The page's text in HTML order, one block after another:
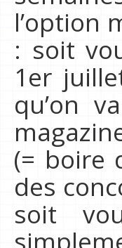
l’option
: soit
1er
qu’on
(= boire
des
soit